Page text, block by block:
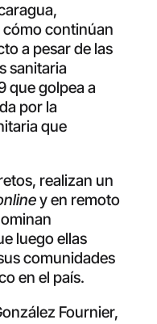
cómo continúan
a pesar de las
sanitaria
que golpea a
por la
que
realizan un
y en remoto
luego ellas
comunidades
en el país.
Fournier,